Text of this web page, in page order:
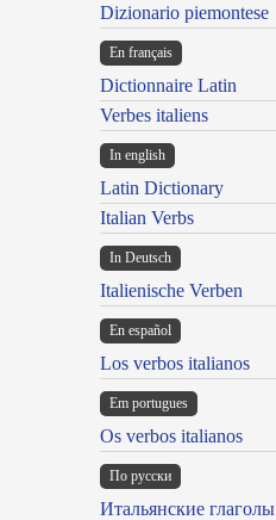
Dizionario piemontese
En français
Dictionnaire Latin
Verbes italiens
In english
Latin Dictionary
Italian Verbs
In Deutsch
Italienische Verben
En español
Los verbos italianos
Em portugues
Os verbos italianos
По русски
Итальянские глаголы